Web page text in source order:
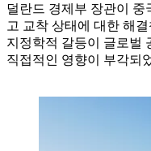
덜란드 경제부 장관이
고 교착 상태에 대한 해
지정학적 갈등이 글로벌
직접적인 영향이 부각되